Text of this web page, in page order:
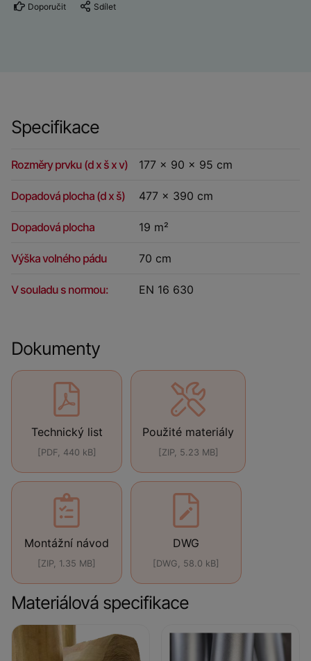
Doporučit Sdílet
Specifikace
Rozměry prvku (d x š x v) 177 x 90 x 95 cm
Dopadová plocha (d x š) 477 x 390 cm
Dopadová plocha 19 m²
Výška volného pádu 70 cm
V souladu s normou: EN 16 630
Dokumenty
Technický list
[PDF, 440 kB]
Použité materiály
[ZIP, 5.23 MB]
Montážní návod
[ZIP, 1.35 MB]
DWG
[DWG, 58.0 kB]
Materiálová specifikace